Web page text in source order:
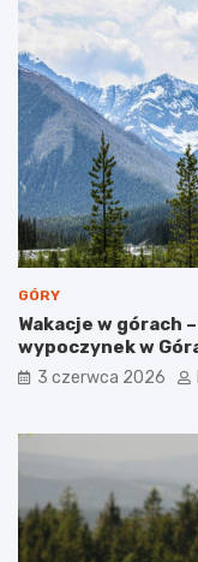
k
o
s
e
r
c
u
m
i
a
s
a
e
i
i
r
o
d
z
i
n
GÓRY
Wakacje w górach
wypoczynek w
3 czerwca 2026